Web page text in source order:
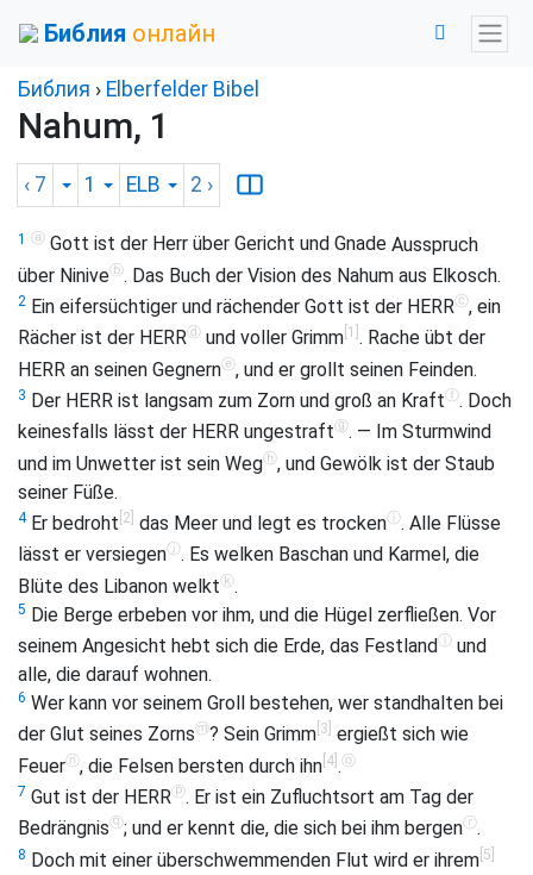
Библия онлайн
Библия › Elberfelder Bibel
Nahum, 1
‹ 7 1 ELB 2 ›
1 ⓐ Gott ist der Herr über Gericht und Gnade Ausspruch
über Niniveⓑ. Das Buch der Vision des Nahum aus Elkosch.
2 Ein eifersüchtiger und rächender Gott ist der HERRⓒ, ein
Rächer ist der HERRⓓ und voller Grimm [1] . Rache übt der
HERR an seinen Gegnernⓔ, und er grollt seinen Feinden.
3 Der HERR ist langsam zum Zorn und groß an Kraftⓕ. Doch
keinesfalls lässt der HERR ungestraftⓖ. — Im Sturmwind
und im Unwetter ist sein Wegⓗ, und Gewölk ist der Staub
seiner Füße.
4Er bedroht [2] das Meer und legt es trockenⓘ. Alle Flüsse
lässt er versiegenⓙ. Es welken Baschan und Karmel, die
Blüte des Libanon welktⓚ.
5 Die Berge erbeben vor ihm, und die Hügel zerfließen. Vor
seinem Angesicht hebt sich die Erde, das Festlandⓛ und
alle, die darauf wohnen.
6 Wer kann vor seinem Groll bestehen, wer standhalten bei
der Glut seines Zornsⓜ? Sein Grimm [3] ergießt sich wie
Feuerⓝ, die Felsen bersten durch ihn [4] .ⓞ
7 Gut ist der HERRⓟ. Er ist ein Zufluchtsort am Tag der
Bedrängnisⓠ; und er kennt die, die sich bei ihm bergenⓡ.
8 Doch mit einer überschwemmenden Flut wird er ihrem [5]